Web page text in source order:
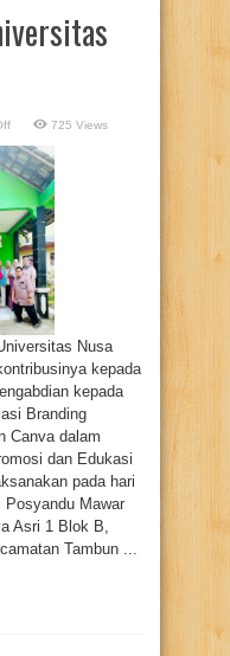
on
Branding
Posyandu
Mawar
Melati
dengan
Canva:
Edukasi
Desain
Grafis
untuk
Promosi
Kesehatan
oleh
Universitas
Nusa
Mandiri
725 Views
Nusa
kepada
kepada
Branding
Canva dalam
dan Edukasi
pada hari
Posyandu Mawar
Asri 1 Blok B,
Tambun ...